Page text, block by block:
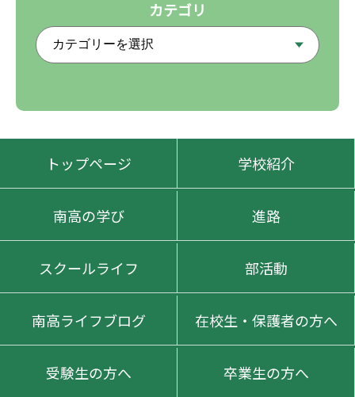
カテゴリ
トップページ 学校紹介
南高の学び 進路
スクールライフ 部活動
南高ライフブログ 在校生・保護者の方へ
受験生の方へ 卒業生の方へ